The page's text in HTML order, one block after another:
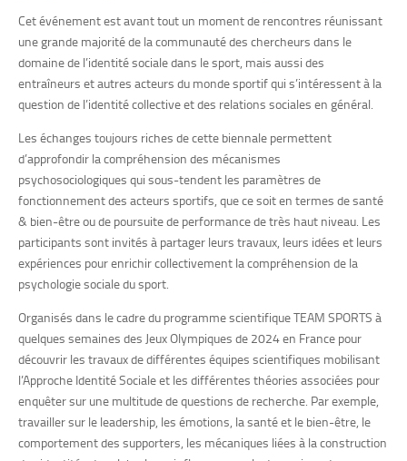
Cet événement est avant tout un moment de rencontres réunissant
une grande majorité de la communauté des chercheurs dans le
domaine de l’identité sociale dans le sport, mais aussi des
entraîneurs et autres acteurs du monde sportif qui s’intéressent à la
question de l’identité collective et des relations sociales en général.
Les échanges toujours riches de cette biennale permettent
d’approfondir la compréhension des mécanismes
psychosociologiques qui sous-tendent les paramètres de
fonctionnement des acteurs sportifs, que ce soit en termes de santé
& bien-être ou de poursuite de performance de très haut niveau. Les
participants sont invités à partager leurs travaux, leurs idées et leurs
expériences pour enrichir collectivement la compréhension de la
psychologie sociale du sport.
Organisés dans le cadre du programme scientifique TEAM SPORTS à
quelques semaines des Jeux Olympiques de 2024 en France pour
découvrir les travaux de différentes équipes scientifiques mobilisant
l’Approche Identité Sociale et les différentes théories associées pour
enquêter sur une multitude de questions de recherche. Par exemple,
travailler sur le leadership, les émotions, la santé et le bien-être, le
comportement des supporters, les mécaniques liées à la construction